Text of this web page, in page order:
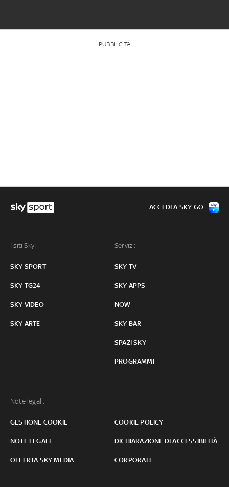
PUBBLICITÀ
I siti Sky:
SKY SPORT
SKY TG24
SKY VIDEO
SKY ARTE
Servizi:
SKY TV
SKY APPS
NOW
SKY BAR
SPAZI SKY
PROGRAMMI
Note legali:
GESTIONE COOKIE COOKIE POLICY
NOTE LEGALI DICHIARAZIONE DI ACCESSIBILITÀ
OFFERTA SKY MEDIA CORPORATE
ACCEDI A SKY GO